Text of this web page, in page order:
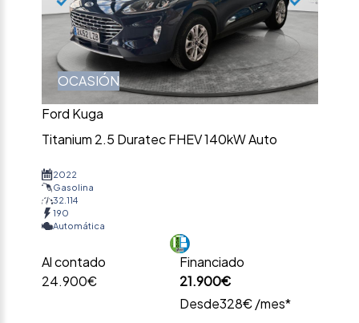
OCASIÓN
Ford Kuga
Titanium 2.5 Duratec FHEV 140kW Auto
2022
Gasolina
32.114
190
Automática
Al contado
24.900€
Financiado
21.900€
Desde328€ /mes*